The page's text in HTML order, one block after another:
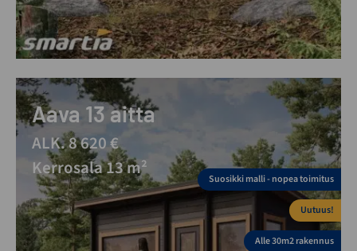
Aava 13 aitta
ALK. 8 620 €
Kerrosala 13 m²
Suosikki malli - nopea toimitus
Uutuus!
Alle 30m2 rakennus